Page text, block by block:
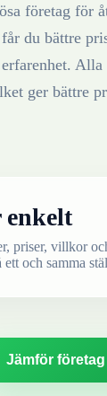
företag för
du bättre
ger bättre
enkelt
priser, villkor
och samma
Jämför